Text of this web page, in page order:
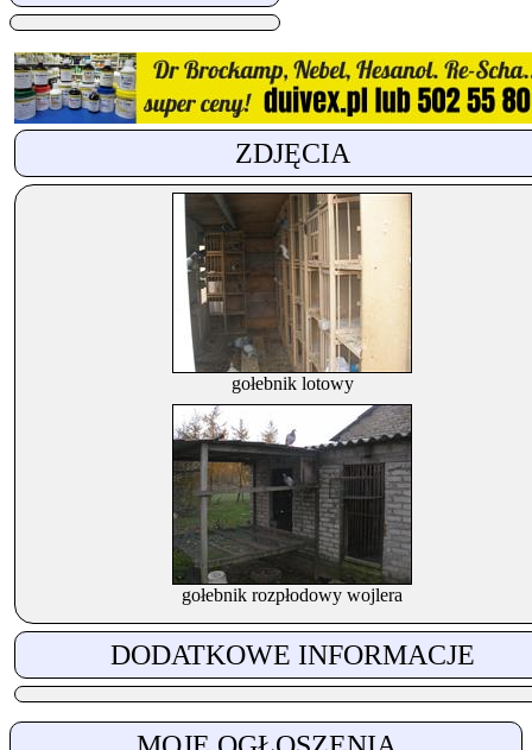
ZDJĘCIA
gołebnik lotowy
gołebnik rozpłodowy wojlera
DODATKOWE INFORMACJE